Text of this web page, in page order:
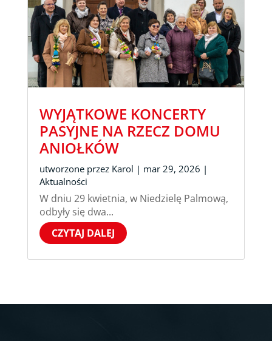
WYJĄTKOWE KONCERTY
PASYJNE NA RZECZ DOMU
ANIOŁKÓW
utworzone przez Karol | mar 29, 2026 |
Aktualności
W dniu 29 kwietnia, w Niedzielę Palmową,
odbyły się dwa...
CZYTAJ DALEJ